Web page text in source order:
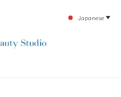
Japanese ▼